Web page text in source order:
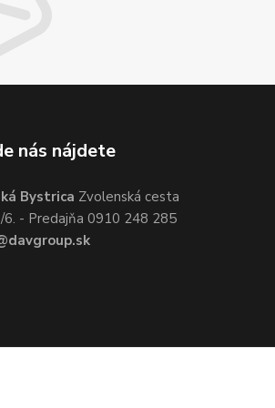
nás nájdete
Bystrica Zvolenská cesta
6. - Predajňa 0910 248 285